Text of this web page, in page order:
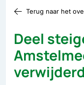
Terug naar het
Deel
verwijderd